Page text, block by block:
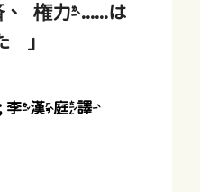
権力......は
」
李漢庭譯